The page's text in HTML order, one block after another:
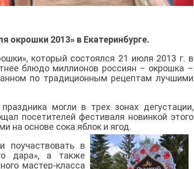
окрошки 2013» в Екатеринбурге.
который состоялся 21 июля 2013 г. в
блюдо миллионов россиян – окрошка –
по традиционным рецептам лучшими
могли в трех зонах дегустации,
посетителей фестиваля новинкой этого
на основе сока яблок и ягод.
поучаствовать в
дара», а также
мастер-класса